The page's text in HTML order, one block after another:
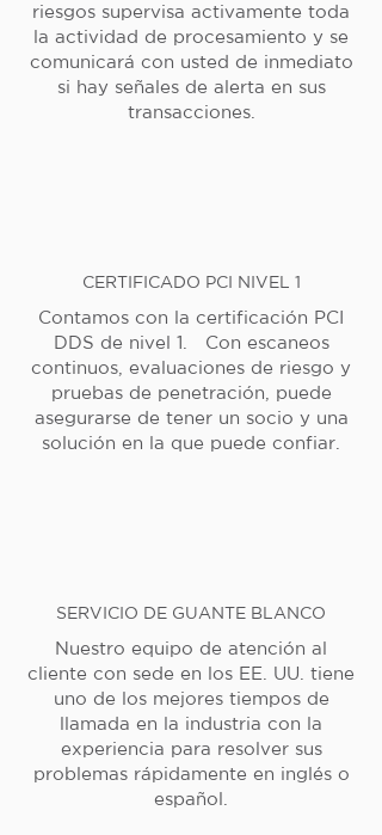
riesgos supervisa activamente toda
la actividad de procesamiento y se
comunicará con usted de inmediato
si hay señales de alerta en sus
transacciones.
CERTIFICADO PCI NIVEL 1
Contamos con la certificación PCI
DDS de nivel 1. Con escaneos
continuos, evaluaciones de riesgo y
pruebas de penetración, puede
asegurarse de tener un socio y una
solución en la que puede confiar.
SERVICIO DE GUANTE BLANCO
Nuestro equipo de atención al
cliente con sede en los EE. UU. tiene
uno de los mejores tiempos de
llamada en la industria con la
experiencia para resolver sus
problemas rápidamente en inglés o
español.